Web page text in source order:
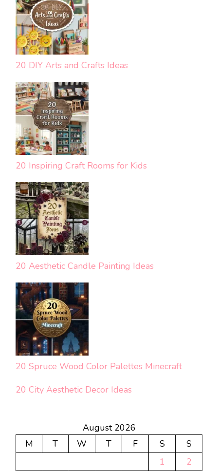
20 DIY Arts and Crafts Ideas
20 Inspiring Craft Rooms for Kids
20 Aesthetic Candle Painting Ideas
20 Spruce Wood Color Palettes Minecraft
20 City Aesthetic Decor Ideas
August 2026
M
T W T F S
S
1
2